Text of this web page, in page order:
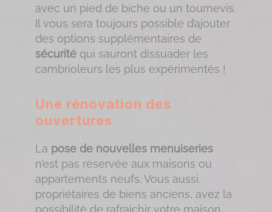
avec un pied de biche ou un tournevis.
Il vous sera toujours possible d’ajouter
des options supplémentaires de
sécurité qui sauront dissuader les
cambrioleurs les plus expérimentés !
Une rénovation des
ouvertures
La pose de nouvelles menuiseries
n’est pas réservée aux maisons ou
appartements neufs. Vous aussi,
propriétaires de biens anciens, avez la
possibilité de rafraichir votre maison,